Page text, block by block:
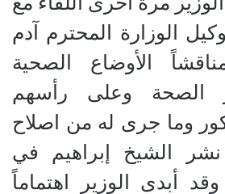
الوزارة المحترم آدم
الأوضاع الصحية
الصحة وعلى رأسهم
وما جرى له من اصلاح
الشيخ إبراهيم في
أبدى الوزير اهتماماً